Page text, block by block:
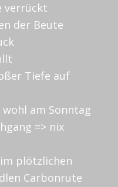
verrückt
der Beute
Tiefe auf
am Sonntag
=> nix
plötzlichen
Carbonrute